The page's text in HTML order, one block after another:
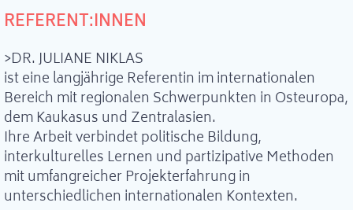
REFERENT:INNEN
>DR. JULIANE NIKLAS
ist eine langjährige Referentin im internationalen
Bereich mit regionalen Schwerpunkten in Osteuropa,
dem Kaukasus und Zentralasien.
Ihre Arbeit verbindet politische Bildung,
interkulturelles Lernen und partizipative Methoden
mit umfangreicher Projekterfahrung in
unterschiedlichen internationalen Kontexten.